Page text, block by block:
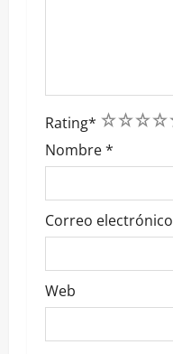
Rating* 5
4
3
2
1
Nombre*
Correo electrónico
Web